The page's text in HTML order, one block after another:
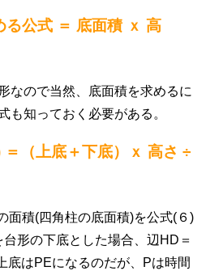
る公式 ＝ 底面積 ｘ 高
なので当然、底面積を求めるに
も知っておく必要がある。
（上底＋下底）ｘ 高さ ÷
面積(四角柱の底面積)を公式(６)
形の下底とした場合、辺HD＝
底はPEになるのだが、Pは時間